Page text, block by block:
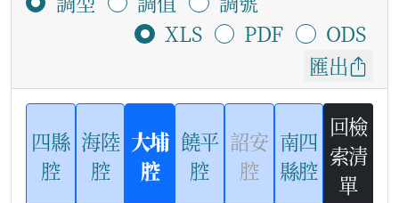
XLS
PDF
ODS
匯出
四縣
腔
海陸
腔
大埔
腔
饒平
腔
詔安
腔
南四
縣腔
回檢
索清
單